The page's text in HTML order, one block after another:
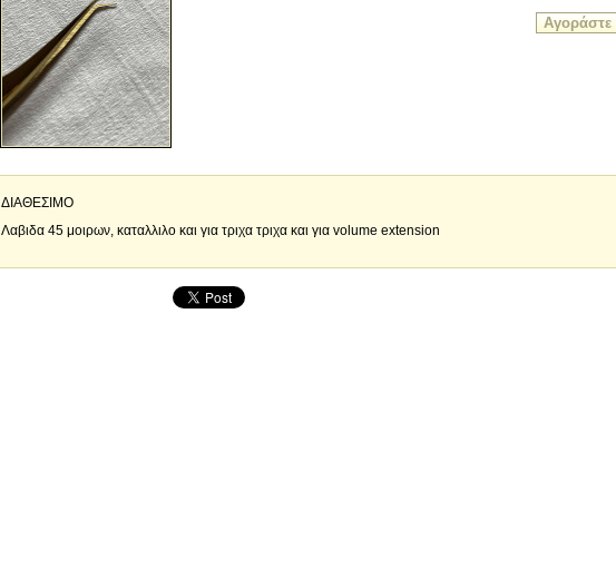
ΔΙΑΘΕΣΙΜΟ
Λαβιδα 45 μοιρων, καταλλιλο και για τριχα τριχα και για volume extension